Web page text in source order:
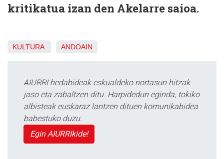
kritikatua izan den Akelarre saioa.
KULTURA ANDOAIN
AIURRI hedabideak eskualdeko nortasun hitzak
jaso eta zabaltzen ditu. Harpidedun eginda, tokiko
albisteak euskaraz lantzen dituen komunikabidea
babestuko duzu.
Egin AIURRIkide!